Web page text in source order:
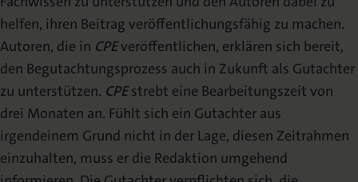
helfen, ihren Beitrag veröffentlichungsfähig zu machen.
Autoren, die in CPEveröffentlichen, erklären sich bereit,
den Begutachtungsprozess auch in Zukunft als Gutachter
zu unterstützen. CPEstrebt eine Bearbeitungszeit von
drei Monaten an. Fühlt sich ein Gutachter aus
irgendeinem Grund nicht in der Lage, diesen Zeitrahmen
einzuhalten, muss er die Redaktion umgehend